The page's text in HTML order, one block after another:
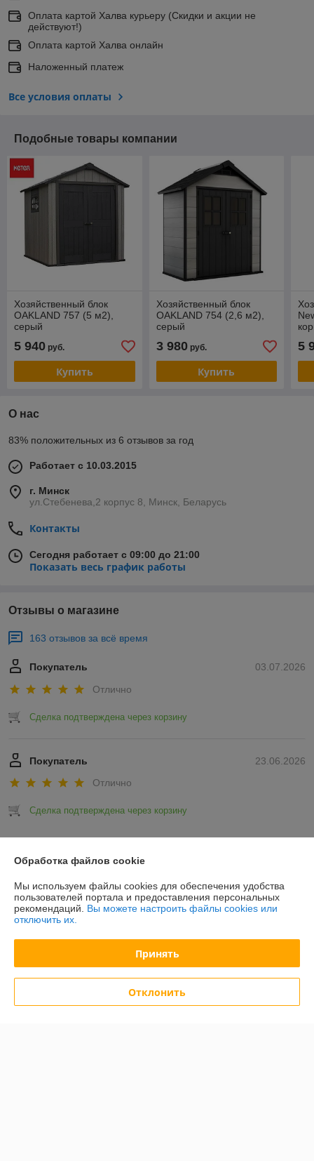
Оплата картой Халва курьеру (Скидки и акции не
действуют!)
Оплата картой Халва онлайн
Наложенный платеж
Все условия оплаты
Подобные товары компании
Хозяйственный блок
OAKLAND 757 (5 м2),
серый
5 940 руб.
Купить
Хозяйственный блок
OAKLAND 754 (2,6 м2),
серый
3 980руб.
Купить
5
О нас
83% положительных из 6 отзывов за год
Работает с 10.03.2015
г. Минск
ул.Стебенева,2 корпус 8, Минск, Беларусь
Контакты
Сегодня работает с 09:00 до 21:00
Показать весь график работы
Отзывы о магазине
163 отзывов за всё время
03.07.2026
Покупатель
Отлично
Сделка подтверждена через корзину
23.06.2026
Покупатель
Отлично
Сделка подтверждена через корзину
О нас
Контакты
Обработка файлов cookie
Мы используем файлы cookies для обеспечения удобства
пользователей портала и предоставления персональных
рекомендаций. Вы можете настроить файлы cookies или
отключить их.
Принять
Отклонить